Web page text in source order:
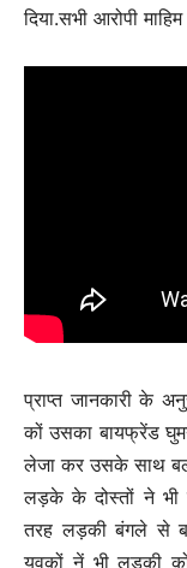
दिया.सभी आरोपी
प्राप्त जानकारी के
कों उसका बायफ्रेंड
लेजा कर उसके साथ
लड़के के दोस्तों ने भी
तरह लड़की बंगले से
युवकों नें भी लड़की